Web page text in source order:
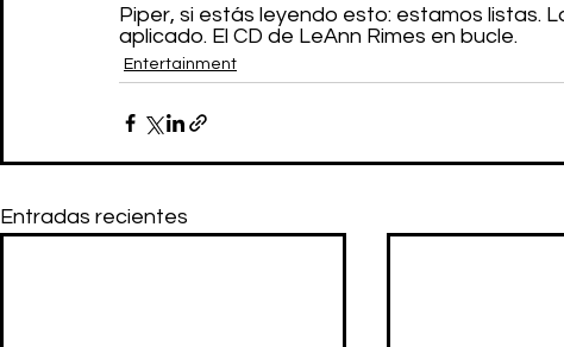
Piper, si estás leyendo esto: estamos listas.
aplicado. El CD de LeAnn Rimes en bucle.
Entertainment
Entradas recientes